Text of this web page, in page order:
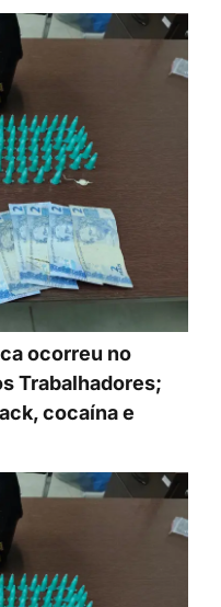
ocorreu no
Trabalhadores;
cocaína e